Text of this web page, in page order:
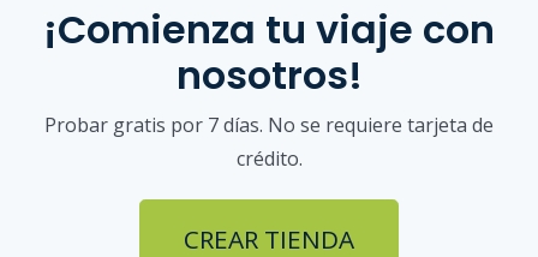
¡Comienza tu viaje con
nosotros!
Probar gratis por 7 días. No se requiere tarjeta de
crédito.
CREAR TIENDA